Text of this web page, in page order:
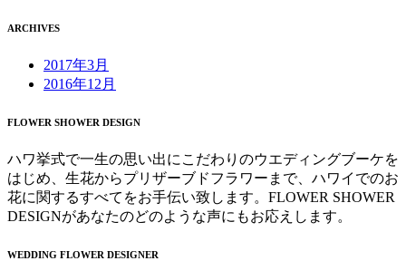
ARCHIVES
2017年3月
2016年12月
FLOWER SHOWER DESIGN
ハワ挙式で一生の思い出にこだわりのウエディングブーケを
はじめ、生花からプリザーブドフラワーまで、ハワイでのお
花に関するすべてをお手伝い致します。FLOWER SHOWER
DESIGNがあなたのどのような声にもお応えします。
WEDDING FLOWER DESIGNER